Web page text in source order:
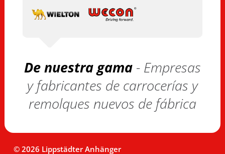
De nuestra gama- Empresas
y fabricantes de carrocerías y
remolques nuevos de fábrica
© 2026 Lippstädter Anhänger